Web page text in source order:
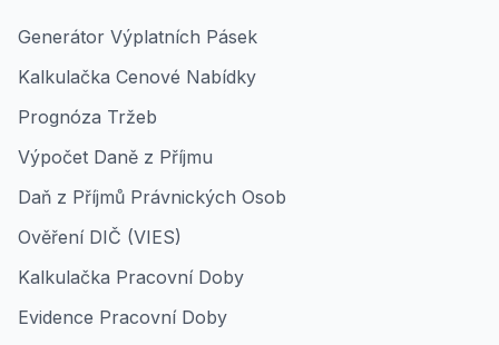
Generátor Výplatních Pásek
Kalkulačka Cenové Nabídky
Prognóza Tržeb
Výpočet Daně z Příjmu
Daň z Příjmů Právnických Osob
Ověření DIČ (VIES)
Kalkulačka Pracovní Doby
Evidence Pracovní Doby